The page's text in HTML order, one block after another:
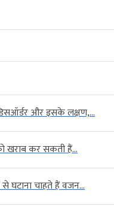
और इसके लक्षण,...
कर सकती हैं...
घटाना चाहते हैं वजन...